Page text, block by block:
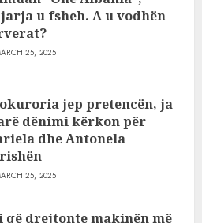
u fsheh. A u vodhën
25, 2025
jep pretencën, ja
dënimi kërkon për
dhe Antonela
25, 2025
që drejtonte makinën më